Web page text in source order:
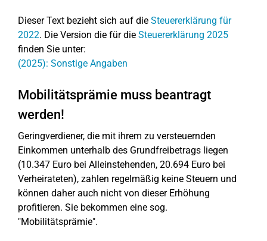
Dieser Text bezieht sich auf die Steuererklärung für
2022. Die Version die für die Steuererklärung 2025
finden Sie unter:
(2025): Sonstige Angaben
Mobilitätsprämie muss beantragt
werden!
Geringverdiener, die mit ihrem zu versteuernden
Einkommen unterhalb des Grundfreibetrags liegen
(10.347 Euro bei Alleinstehenden, 20.694 Euro bei
Verheirateten), zahlen regelmäßig keine Steuern und
können daher auch nicht von dieser Erhöhung
profitieren. Sie bekommen eine sog.
"Mobilitätsprämie".